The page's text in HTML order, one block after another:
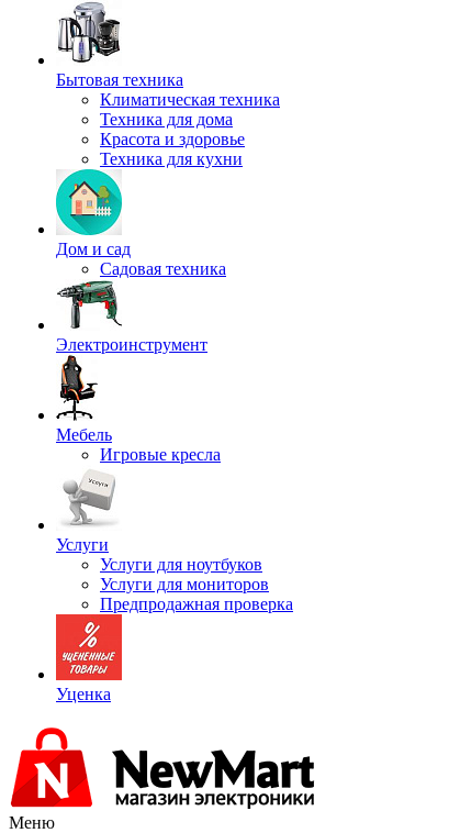
Бытовая техника
Климатическая техника
Техника для дома
Красота и здоровье
Техника для кухни
Дом и сад
Садовая техника
Электроинструмент
Мебель
Игровые кресла
Услуги
Услуги для ноутбуков
Услуги для мониторов
Предпродажная проверка
Уценка
Меню